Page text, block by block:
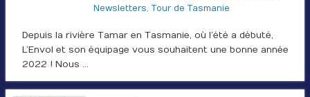
Newsletters, Tour de Tasmanie
Depuis la rivière Tamar en Tasmanie, où l’été a débuté,
L’Envol et son équipage vous souhaitent une bonne année
2022 ! Nous …